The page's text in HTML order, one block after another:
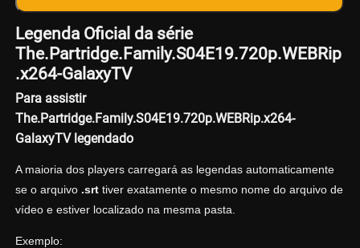
Legenda Oficial da série
The.Partridge.Family.S04E19.720p.WEBRip
.x264-GalaxyTV
Para assistir
The.Partridge.Family.S04E19.720p.WEBRip.x264-
GalaxyTV legendado
A maioria dos players carregará as legendas automaticamente
se o arquivo .srttiver exatamente o mesmo nome do arquivo de
vídeo e estiver localizado na mesma pasta.
Exemplo: